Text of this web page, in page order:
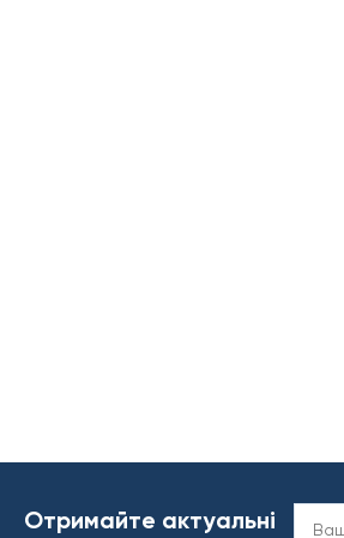
Отримайте актуальні